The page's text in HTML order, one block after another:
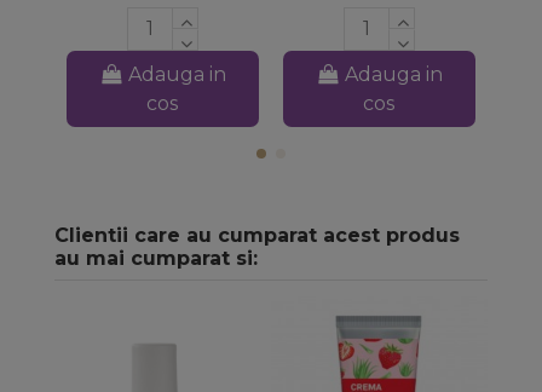
Adauga in
cos
Adauga in
cos
Clientii care au cumparat acest produs
au mai cumparat si: